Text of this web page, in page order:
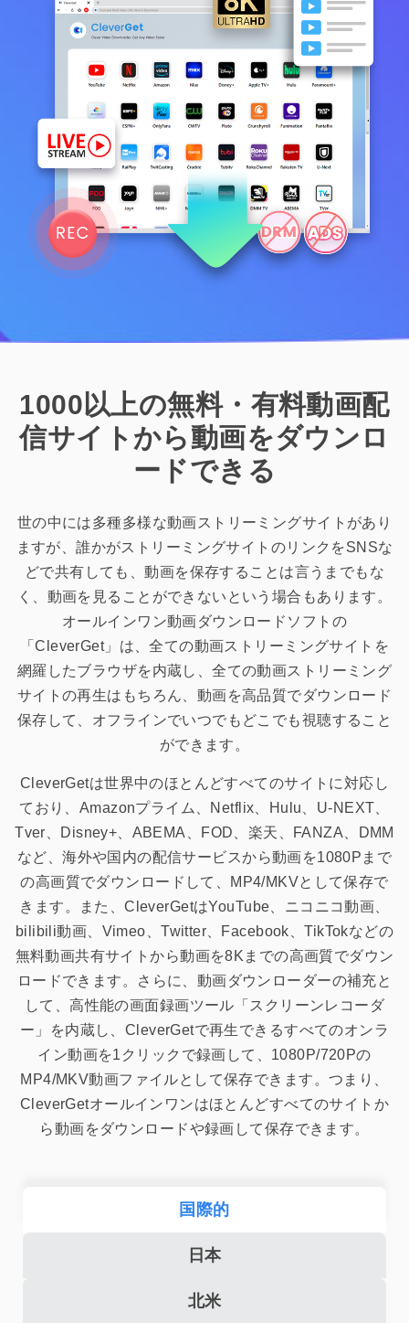
1000以上の無料・有料動画配
信サイトから動画をダウンロ
ードできる
世の中には多種多様な動画ストリーミングサイトがあり
ますが、誰かがストリーミングサイトのリンクをSNSな
どで共有しても、動画を保存することは言うまでもな
く、動画を見ることができないという場合もあります。
オールインワン動画ダウンロードソフトの
「CleverGet」は、全ての動画ストリーミングサイトを
網羅したブラウザを内蔵し、全ての動画ストリーミング
サイトの再生はもちろん、動画を高品質でダウンロード
保存して、オフラインでいつでもどこでも視聴すること
ができます。
CleverGetは世界中のほとんどすべてのサイトに対応し
ており、Amazonプライム、Netflix、Hulu、U-NEXT、
Tver、Disney+、ABEMA、FOD、楽天、FANZA、DMM
など、海外や国内の配信サービスから動画を1080Pまで
の高画質でダウンロードして、MP4/MKVとして保存で
きます。また、CleverGetはYouTube、ニコニコ動画、
bilibili動画、Vimeo、Twitter、Facebook、TikTokなどの
無料動画共有サイトから動画を8Kまでの高画質でダウン
ロードできます。さらに、動画ダウンローダーの補充と
して、高性能の画面録画ツール「スクリーンレコーダ
ー」を内蔵し、CleverGetで再生できるすべてのオンラ
イン動画を1クリックで録画して、1080P/720Pの
MP4/MKV動画ファイルとして保存できます。つまり、
CleverGetオールインワンはほとんどすべてのサイトか
ら動画をダウンロードや録画して保存できます。
国際的
日本
北米